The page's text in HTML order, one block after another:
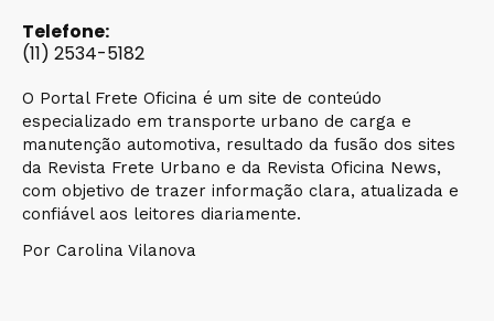
Telefone:
(11) 2534-5182
O Portal Frete Oficina é um site de conteúdo
especializado em transporte urbano de carga e
manutenção automotiva, resultado da fusão dos sites
da Revista Frete Urbano e da Revista Oficina News,
com objetivo de trazer informação clara, atualizada e
confiável aos leitores diariamente.
Por Carolina Vilanova